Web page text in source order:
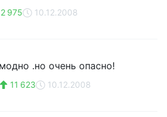
975 10.12.2008
.но очень опасно!
11 623 10.12.2008